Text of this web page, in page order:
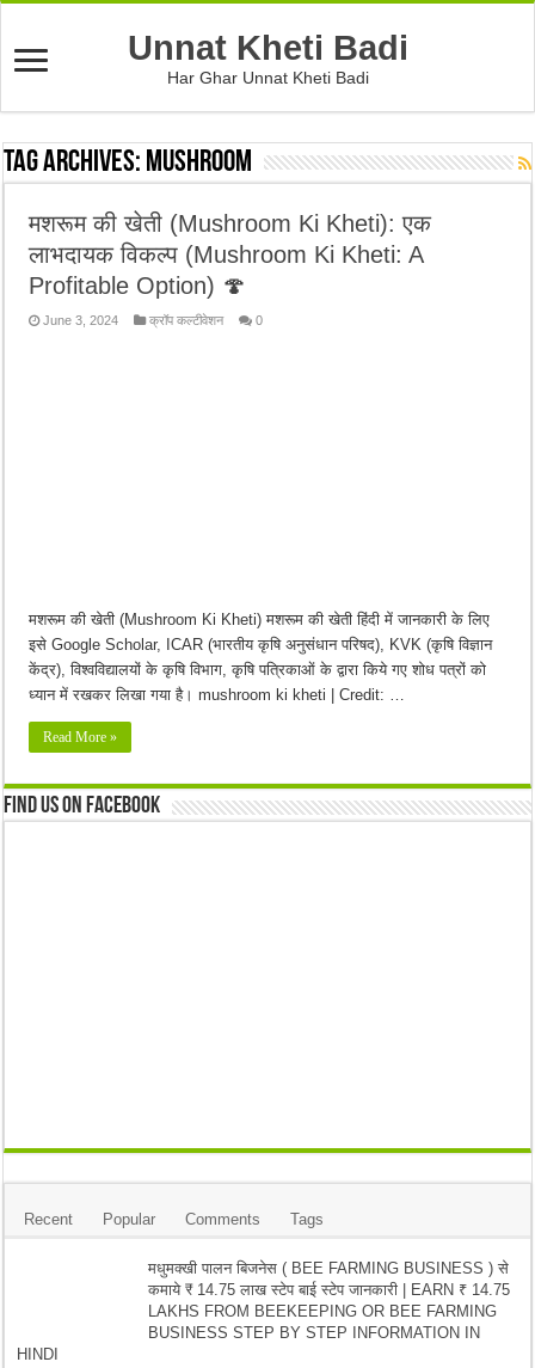
Unnat Kheti Badi
Har Ghar Unnat Kheti Badi
Tag Archives: mushroom
मशरूम की खेती (Mushroom Ki Kheti): एक
लाभदायक विकल्प (Mushroom Ki Kheti: A
Profitable Option) 🍄
June 3, 2024 क्रॉप कल्टीवेशन 0
मशरूम की खेती (Mushroom Ki Kheti) मशरूम की खेती हिंदी में जानकारी के लिए
इसे Google Scholar, ICAR (भारतीय कृषि अनुसंधान परिषद), KVK (कृषि विज्ञान
केंद्र), विश्वविद्यालयों के कृषि विभाग, कृषि पत्रिकाओं के द्वारा किये गए शोध पत्रों को
ध्यान में रखकर लिखा गया है। mushroom ki kheti | Credit: …
Read More »
Find us on Facebook
Recent Popular Comments Tags
मधुमक्खी पालन बिजनेस ( BEE FARMING BUSINESS ) से
कमाये ₹ 14.75 लाख स्टेप बाई स्टेप जानकारी | EARN ₹ 14.75
LAKHS FROM BEEKEEPING OR BEE FARMING
BUSINESS STEP BY STEP INFORMATION IN
HINDI